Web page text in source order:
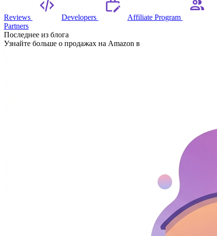
Reviews Developers
Affiliate Program
Partners
Последнее из блога
Узнайте больше о продажах на Amazon в